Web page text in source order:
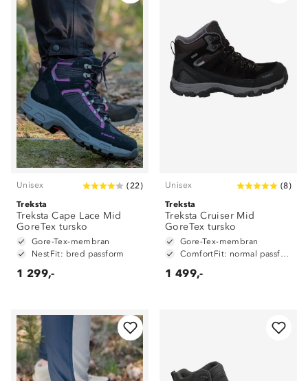
Unisex (22)
Treksta
Treksta Cape Lace Mid
GoreTex tursko
Gore-Tex-membran
NestFit: bred passform
1 299,-
Unisex (8)
Treksta
Treksta Cruiser Mid
GoreTex tursko
Gore-Tex-membran
ComfortFit: normal passform
1 499,-